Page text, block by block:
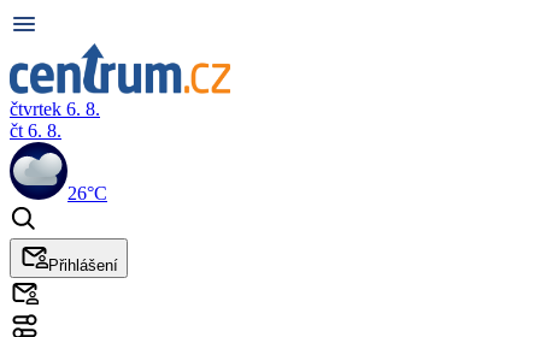
čtvrtek 6. 8.
čt 6. 8.
26°C
Přihlášení